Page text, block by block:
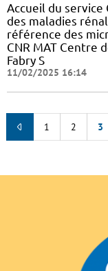
Accueil du
des maladies
référence des
CNR MAT Centre
Fabry S
11/02/2025 16:14
1 2 3